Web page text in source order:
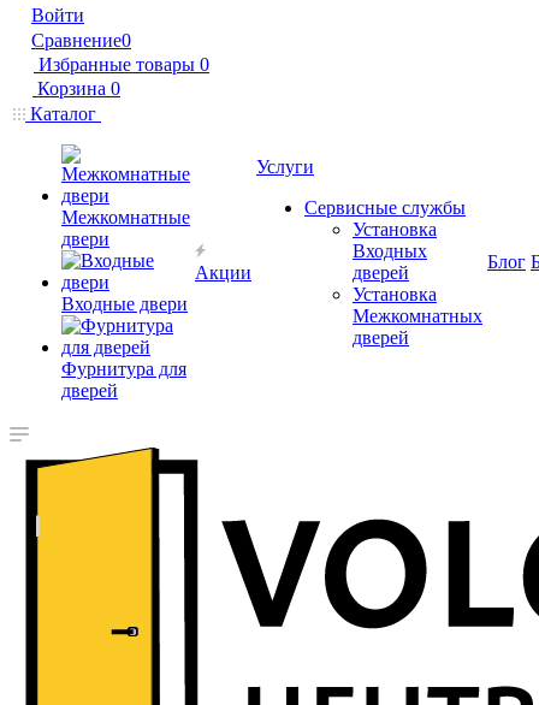
Войти
Сравнение0
Избранные товары 0
Корзина 0
Каталог
Межкомнатные
двери
Входные двери
Фурнитура для
дверей
Акции
Услуги
Сервисные службы
Установка
Входных
дверей
Установка
Межкомнатных
дверей
Блог